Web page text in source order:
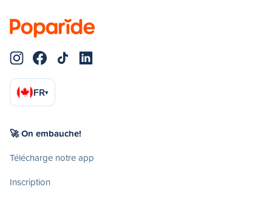
FR▾
🚀 On embauche!
Télécharge notre app
Inscription